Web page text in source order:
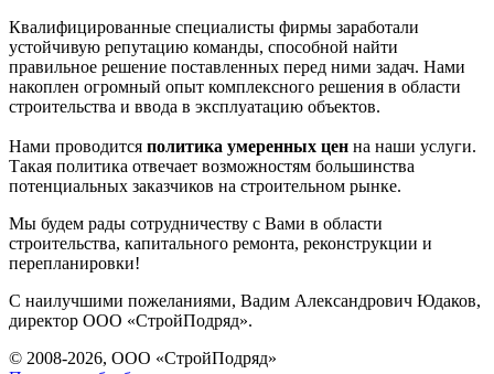
Квалифицированные специалисты фирмы заработали
устойчивую репутацию команды, способной найти
правильное решение поставленных перед ними задач. Нами
накоплен огромный опыт комплексного решения в области
строительства и ввода в эксплуатацию объектов.
Нами проводится политика умеренных цен на наши услуги.
Такая политика отвечает возможностям большинства
потенциальных заказчиков на строительном рынке.
Мы будем рады сотрудничеству с Вами в области
строительства, капитального ремонта, реконструкции и
перепланировки!
С наилучшими пожеланиями, Вадим Александрович Юдаков,
директор ООО «СтройПодряд».
© 2008-2026, ООО «СтройПодряд»